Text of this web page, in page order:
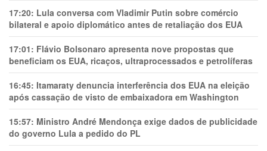
17:20: Lula conversa com Vladimir Putin sobre comércio
bilateral e apoio diplomático antes de retaliação dos EUA
17:01: Flávio Bolsonaro apresenta nove propostas que
beneficiam os EUA, ricaços, ultraprocessados e petrolíferas
16:45: Itamaraty denuncia interferência dos EUA na eleição
após cassação de visto de embaixadora em Washington
15:57: Ministro André Mendonça exige dados de publicidade
do governo Lula a pedido do PL